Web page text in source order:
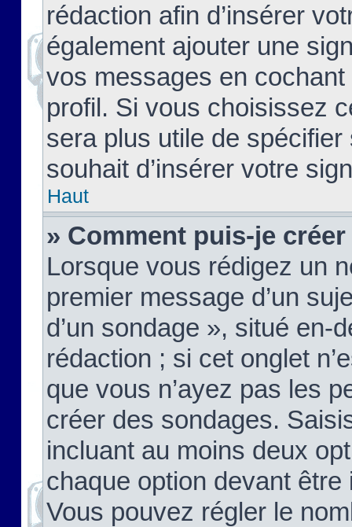
rédaction afin d’insérer
également ajouter une
vos messages en
profil. Si vous choisissez
sera plus utile de
souhait d’insérer votre
Haut
» Comment puis-je
Lorsque vous rédigez un
premier message d’un
d’un sondage », situé en-
rédaction ; si cet onglet
que vous n’ayez pas les
créer des sondages.
incluant au moins deux
chaque option devant
Vous pouvez régler le